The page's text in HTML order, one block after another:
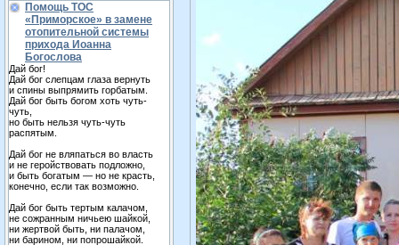
Помощь ТОС
«Приморское» в замене
отопительной системы
прихода Иоанна
Богослова
Дай бог!
Дай бог слепцам глаза вернуть
и спины выпрямить горбатым.
Дай бог быть богом хоть чуть-
чуть,
но быть нельзя чуть-чуть
распятым.
Дай бог не вляпаться во власть
и не геройствовать подложно,
и быть богатым — но не красть,
конечно, если так возможно.
Дай бог быть тертым калачом,
не сожранным ничьею шайкой,
ни жертвой быть, ни палачом,
ни барином, ни попрошайкой.